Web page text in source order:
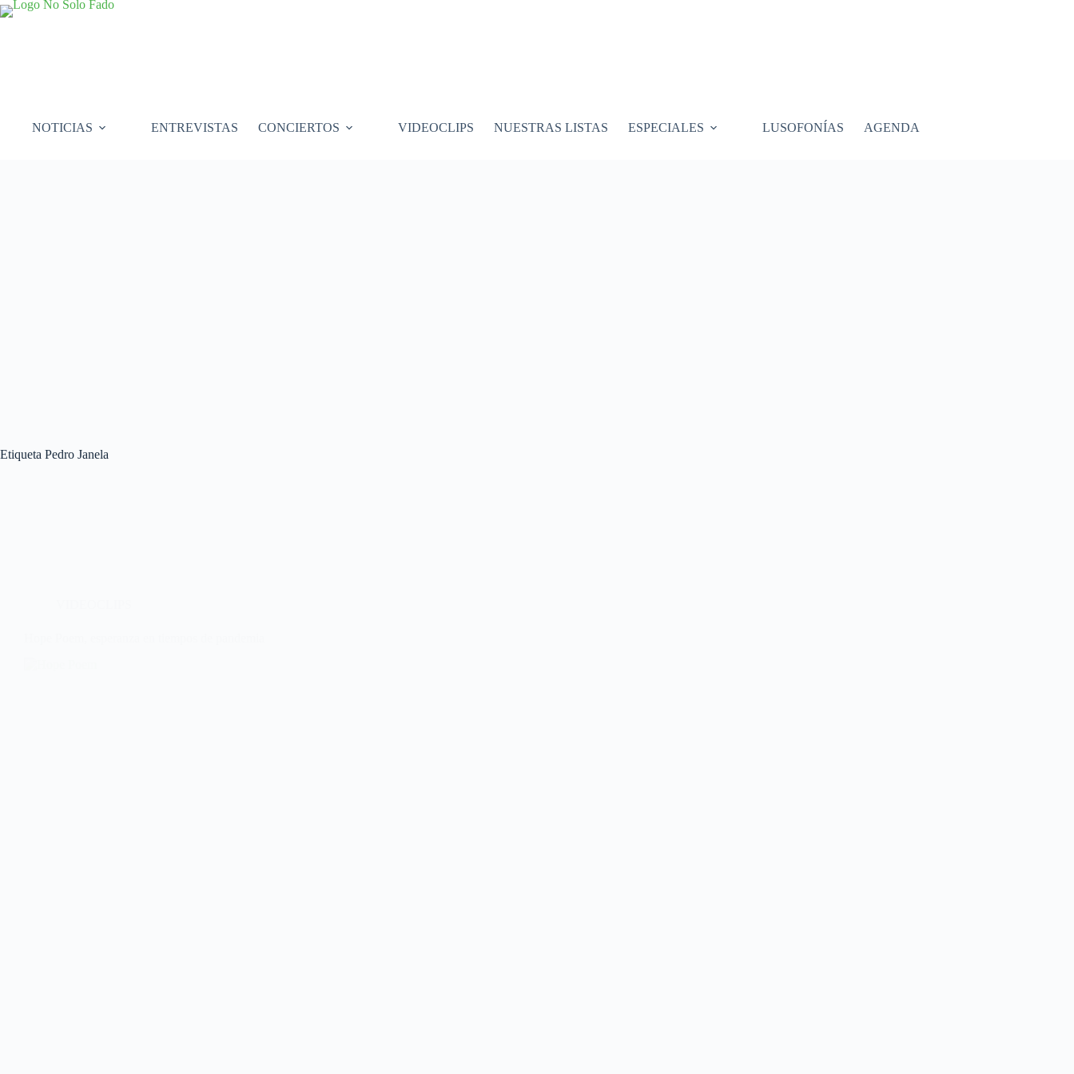
Saltar
al
NOTICIAS ENTREVISTAS CONCIERTOS VIDEOCLIPS NUESTRAS LISTAS ESPECIALES LUSOFONÍAS AGENDA
Etiqueta Pedro Janela